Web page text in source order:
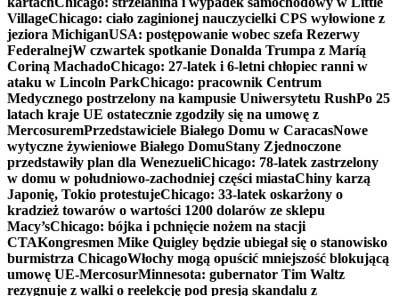
VillageChicago: ciało zaginionej nauczycielki CPS wyłowione z
jeziora MichiganUSA: postępowanie wobec szefa Rezerwy
FederalnejW czwartek spotkanie Donalda Trumpa z Maríą
Coriną MachadoChicago: 27-latek i 6-letni chłopiec ranni w
ataku w Lincoln ParkChicago: pracownik Centrum
Medycznego postrzelony na kampusie Uniwersytetu RushPo 25
latach kraje UE ostatecznie zgodziły się na umowę z
MercosuremPrzedstawiciele Białego Domu w CaracasNowe
wytyczne żywieniowe Białego DomuStany Zjednoczone
przedstawiły plan dla WenezueliChicago: 78-latek zastrzelony
w domu w południowo-zachodniej części miastaChiny karzą
Japonię, Tokio protestujeChicago: 33-latek oskarżony o
kradzież towarów o wartości 1200 dolarów ze sklepu
Macy’sChicago: bójka i pchnięcie nożem na stacji
CTAKongresmen Mike Quigley będzie ubiegał się o stanowisko
burmistrza ChicagoWłochy mogą opuścić mniejszość blokującą
umowę UE-MercosurMinnesota: gubernator Tim Waltz
rezygnuje z walki o reelekcję pod presją skandalu z